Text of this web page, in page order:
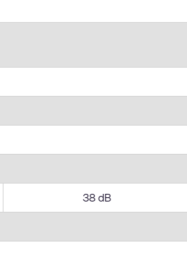
38 dB